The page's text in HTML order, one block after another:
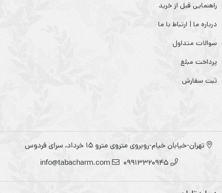
راهنمایی قبل از خرید
درباره ما | ارتباط با ما
سوالات متداول
پرداخت مبلغ
ثبت سفارش
تهران-خیابان خیام-روبروی متروی مترو ۱۵ خرداد، سرای فردوس
09913320945
info@tabacharm.com